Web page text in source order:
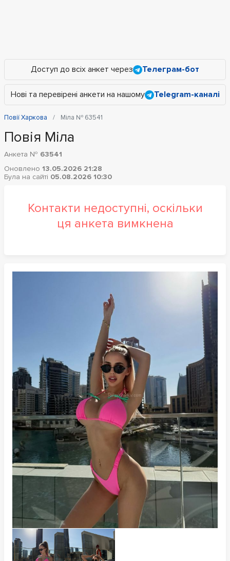
Доступ до всіх анкет через Телеграм-бот
Нові та перевірені анкети на нашому Telegram-каналі
Повії Харкова Міла № 63541
Повія Міла
Анкета № 63541
Оновлено 13.05.2026 21:28
Була на сайті 05.08.2026 10:30
Контакти недоступні, оскільки
ця анкета вимкнена